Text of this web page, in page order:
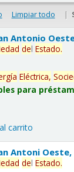
Limpiar todo |
Antonio
delEstado.
Eléctrica,
para
carrito
Antoni
delEstado.